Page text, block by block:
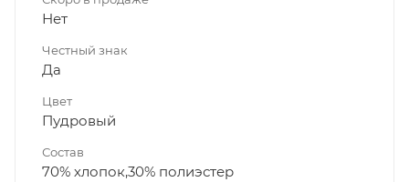
Нет
Честный знак
Да
Цвет
Пудровый
Состав
70% хлопок,30% полиэстер